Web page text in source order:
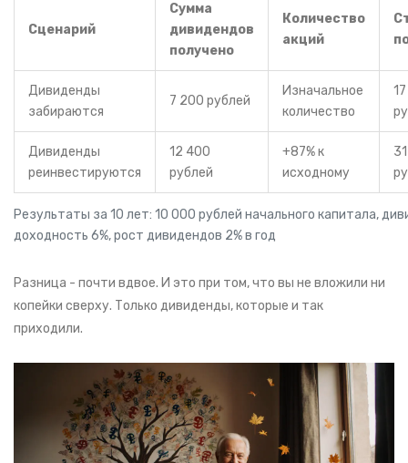
Результаты за 10 лет: 10 000 рублей начального капитала,
доходность 6%, рост дивидендов 2% в год
Сценарий
Сумма
дивидендов
получено
Количество
акций
Дивиденды
забираются
7 200 рублей
Изначальное
количество
Дивиденды
реинвестируются
12 400
рублей
+87% к
исходному
Разница - почти вдвое. И это при том, что вы не вложили ни
копейки сверху. Только дивиденды, которые и так
приходили.